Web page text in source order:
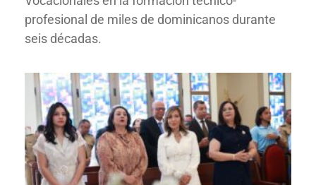
profesional de miles de dominicanos durante
seis décadas.